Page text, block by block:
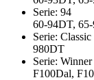
Serie:
60-94DT,
Serie: Classic
980DT
Serie:
F100Dal,